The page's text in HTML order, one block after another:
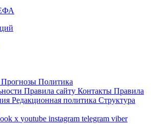
Прогнозы Политика
Правила сайту Контакты Правила
Редакционная политика Структура
x youtube instagram telegram viber